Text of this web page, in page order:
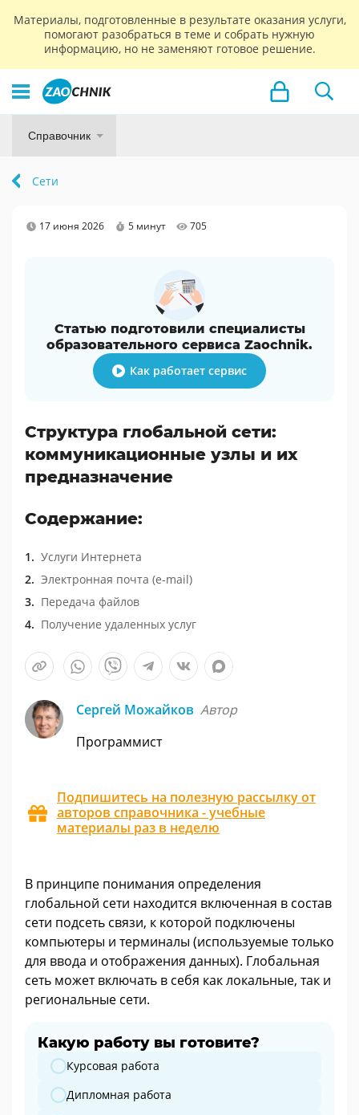
Материалы, подготовленные в результате оказания услуги,
помогают разобраться в теме и собрать нужную
информацию, но не заменяют готовое решение.
Справочник
Сети
17 июня 2026 5 минут 705
Статью подготовили специалисты
образовательного сервиса Zaochnik.
Как работает сервис
Структура глобальной сети:
коммуникационные узлы и их
предназначение
Содержание:
Услуги Интернета
Электронная почта (e-mail)
Передача файлов
Получение удаленных услуг
Сергей Можайков Автор
Программист
Подпишитесь на полезную рассылку от
авторов справочника - учебные
материалы раз в неделю
В принципе понимания определения
глобальной сети находится включенная в состав
сети подсеть связи, к которой подключены
компьютеры и терминалы (используемые только
для ввода и отображения данных). Глобальная
сеть может включать в себя как локальные, так и
региональные сети.
Какую работу вы готовите?
Какую работу вы готовите?
Курсовая работа
Дипломная работа